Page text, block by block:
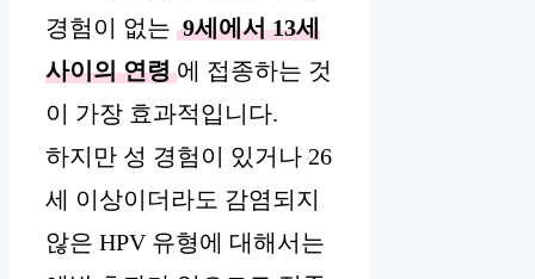
경험이 없는 9세에서 13세
사이의 연령 에 접종하는 것
이 가장 효과적입니다.
하지만 성 경험이 있거나 26
세 이상이더라도 감염되지
않은 HPV 유형에 대해서는